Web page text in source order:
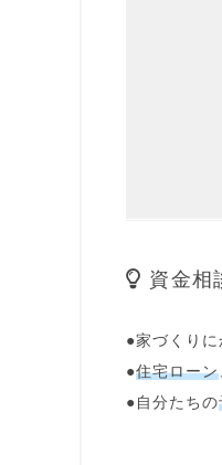
資金相
●家づくり
●住宅ローン
●自分たちの